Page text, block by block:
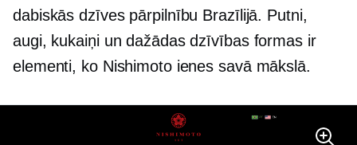
dabiskās dzīves pārpilnību Brazīlijā. Putni,
augi, kukaiņi un dažādas dzīvības formas ir
elementi, ko Nishimoto ienes savā mākslā.